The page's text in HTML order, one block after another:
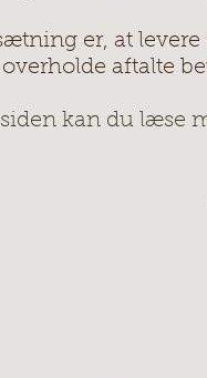
er, at
aftalte
kan du læse